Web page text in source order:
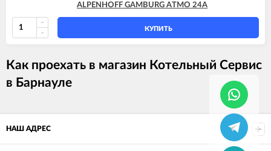
ALPENHOFF GAMBURG ATMO 24A
КУПИТЬ
Как проехать в магазин Котельный Сервис
в Барнауле
НАШ АДРЕС